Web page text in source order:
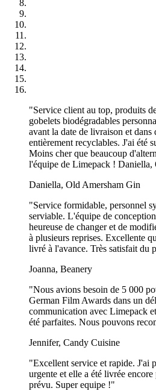
Oui, nos sacs papier à fond plat
personnalisés avec le logo et la
utilisant les couleurs Pantone. Vous
kraft brun ou le papier blanc pour un
Comment les sacs en papier à
comparent-ils aux sacs en
Les sacs papier en fond plat offrent
sacs papier ordinaires, ce qui les rend
aliments plus lourds ou plusieurs
permet aux sacs de se tenir debout
soutien.
Quels sont les aliments qui
sacs papier en fond plat ?
Ces sacs sont idéaux pour la
hamburgers, les sandwiches, les wraps
boulangerie. Leur conception robuste
pour les aliments qui ont besoin d'un
livraison ou de la vente à emporter.
Les sacs papier en fond à plat
différentes tailles ?
Oui, nous proposons des sacs papier
tailles pour répondre à différents types
"Service client au top, produits
gobelets biodégradables
avant la date de livraison et dans
entièrement recyclables. J'ai été
Moins cher que beaucoup
l'équipe de Limepack !
Daniella, Old Amersham Gin
"Service formidable, personnel
serviable. L'équipe de
heureuse de changer et de
à plusieurs reprises. Excellente
livré à l'avance. Très satisfait du
Joanna, Beanery
"Nous avions besoin de 5 000
German Film Awards dans un
communication avec Limepack
été parfaites. Nous pouvons
Jennifer, Candy Cuisine
"Excellent service et rapide. J'ai
urgente et elle a été livrée
prévu. Super equipe !"